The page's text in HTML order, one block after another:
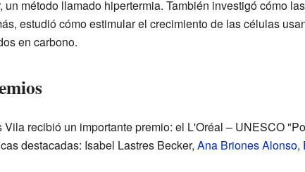
un método llamado hipertermia. También investigó cómo
estudió cómo estimular el crecimiento de las células
en carbono.
recibió un importante premio: el L'Oréal – UNESCO
destacadas: Isabel Lastres Becker, Ana Briones Alonso,